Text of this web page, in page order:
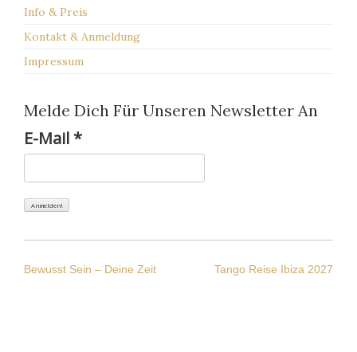
Info & Preis
Kontakt & Anmeldung
Impressum
Melde Dich Für Unseren Newsletter An
E-Mail *
BEITRAGS-
Bewusst Sein – Deine Zeit Tango Reise Ibiza 2027